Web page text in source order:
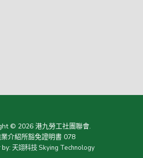
© 2026 港九勞工社團聯會.
介紹所豁免證明書 078
by: 天翊科技 Skying Technology